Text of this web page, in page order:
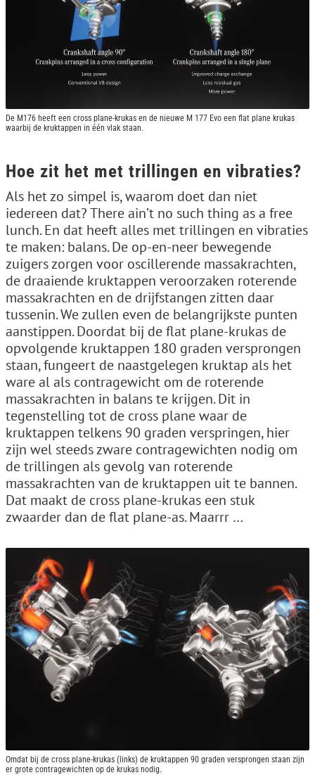
De M176 heeft een cross plane-krukas en de nieuwe M 177 Evo een flat plane krukas
waarbij de kruktappen in één vlak staan.
Hoe zit het met trillingen en vibraties?
Als het zo simpel is, waarom doet dan niet
iedereen dat? There ain’t no such thing as a free
lunch. En dat heeft alles met trillingen en vibraties
te maken: balans. De op-en-neer bewegende
zuigers zorgen voor oscillerende massakrachten,
de draaiende kruktappen veroorzaken roterende
massakrachten en de drijfstangen zitten daar
tussenin. We zullen even de belangrijkste punten
aanstippen. Doordat bij de flat plane-krukas de
opvolgende kruktappen 180 graden versprongen
staan, fungeert de naastgelegen kruktap als het
ware al als contragewicht om de roterende
massakrachten in balans te krijgen. Dit in
tegenstelling tot de cross plane waar de
kruktappen telkens 90 graden verspringen, hier
zijn wel steeds zware contragewichten nodig om
de trillingen als gevolg van roterende
massakrachten van de kruktappen uit te bannen.
Dat maakt de cross plane-krukas een stuk
zwaarder dan de flat plane-as. Maarrr …
Omdat bij de cross plane-krukas (links) de kruktappen 90 graden versprongen staan zijn
er grote contragewichten op de krukas nodig.